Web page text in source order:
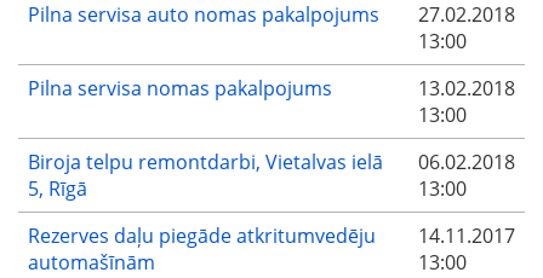
Pilna servisa auto nomas pakalpojums
27.02.2018
13:00
Pilna servisa nomas pakalpojums
13.02.2018
13:00
Biroja telpu remontdarbi, Vietalvas ielā
5, Rīgā
06.02.2018
13:00
Rezerves daļu piegāde atkritumvedēju
automašīnām
14.11.2017
13:00